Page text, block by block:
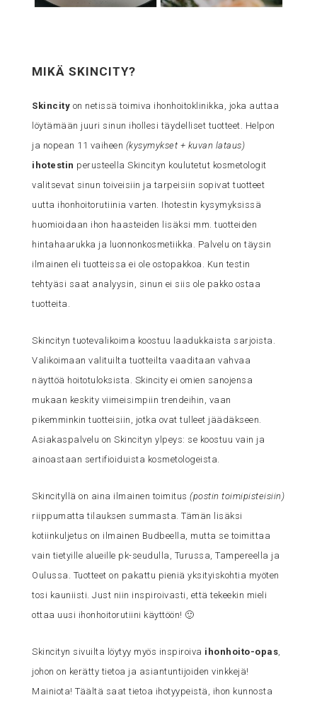
MIKÄ SKINCITY?
Skincity on netissä toimiva ihonhoitoklinikka, joka auttaa
löytämään juuri sinun ihollesi täydelliset tuotteet. Helpon
ja nopean 11 vaiheen (kysymykset + kuvan lataus)
ihotestin perusteella Skincityn koulutetut kosmetologit
valitsevat sinun toiveisiin ja tarpeisiin sopivat tuotteet
uutta ihonhoitorutiinia varten. Ihotestin kysymyksissä
huomioidaan ihon haasteiden lisäksi mm. tuotteiden
hintahaarukka ja luonnonkosmetiikka. Palvelu on täysin
ilmainen eli tuotteissa ei ole ostopakkoa. Kun testin
tehtyäsi saat analyysin, sinun ei siis ole pakko ostaa
tuotteita.
Skincityn tuotevalikoima koostuu laadukkaista sarjoista.
Valikoimaan valituilta tuotteilta vaaditaan vahvaa
näyttöä hoitotuloksista. Skincity ei omien sanojensa
mukaan keskity viimeisimpiin trendeihin, vaan
pikemminkin tuotteisiin, jotka ovat tulleet jäädäkseen.
Asiakaspalvelu on Skincityn ylpeys: se koostuu vain ja
ainoastaan sertifioiduista kosmetologeista.
Skincityllä on aina ilmainen toimitus(postin toimipisteisiin)
riippumatta tilauksen summasta. Tämän lisäksi
kotiinkuljetus on ilmainen Budbeella, mutta se toimittaa
vain tietyille alueille pk-seudulla, Turussa, Tampereella ja
Oulussa. Tuotteet on pakattu pieniä yksityiskohtia myöten
tosi kauniisti. Just niin inspiroivasti, että tekeekin mieli
ottaa uusi ihonhoitorutiini käyttöön! 🙂
Skincityn sivuilta löytyy myös inspiroiva ihonhoito-opas,
johon on kerätty tietoa ja asiantuntijoiden vinkkejä!
Mainiota! Täältä saat tietoa ihotyypeistä, ihon kunnosta